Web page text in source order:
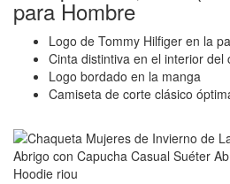
para Hombre
Logo de Tommy Hilfiger en la
Cinta distintiva en el interior del
Logo bordado en la manga
Camiseta de corte clásico